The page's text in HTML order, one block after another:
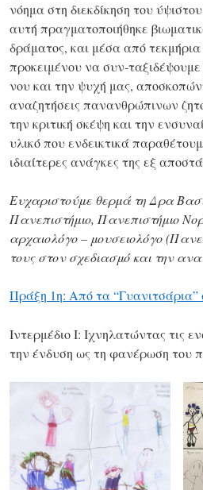
νόημα στη διεκδίκηση του
αυτή πραγματοποιήθηκε
δράματος, και μέσα από τεκμήρια
προκειμένου να συν-ταξιδέψουμε
νου και την ψυχή μας,
αναζητήσεις πανανθρώπινων
την κριτική σκέψη και την
υλικό που ενδεικτικά
ιδιαίτερες ανάγκες της εξ
Ευχαριστούμε θερμά τη Δρα
Πανεπιστήμιο, Πανεπιστήμιο
αρχαιολόγο – μουσειολόγο
τους στον σχεδιασμό και την
Πράξη 1η: Από τα “Γυανιτσάρια”
Ιντερμέδιο Ι: Ιχνηλατώντας τις
την ένδυση ως τη φανέρωση του